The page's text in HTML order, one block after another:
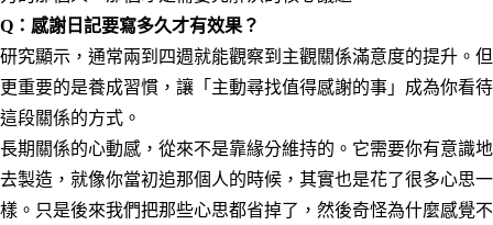
Q：感謝日記要寫多久才有效果？
研究顯示，通常兩到四週就能觀察到主觀關係滿意度的提升。但
更重要的是養成習慣，讓「主動尋找值得感謝的事」成為你看待
這段關係的方式。
長期關係的心動感，從來不是靠緣分維持的。它需要你有意識地
去製造，就像你當初追那個人的時候，其實也是花了很多心思一
樣。只是後來我們把那些心思都省掉了，然後奇怪為什麼感覺不